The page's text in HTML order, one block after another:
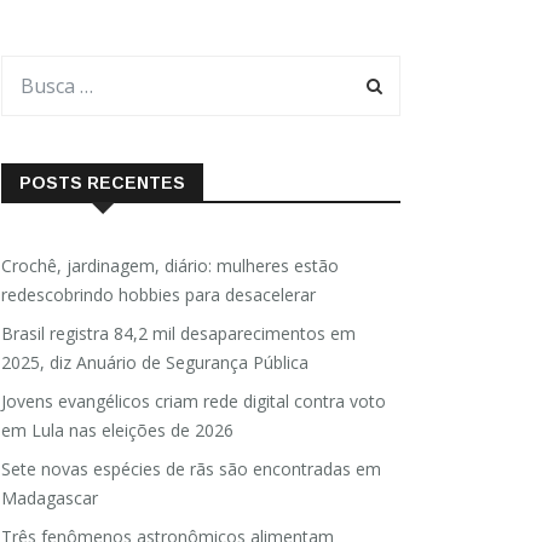
POSTS RECENTES
Crochê, jardinagem, diário: mulheres estão
redescobrindo hobbies para desacelerar
Brasil registra 84,2 mil desaparecimentos em
2025, diz Anuário de Segurança Pública
Jovens evangélicos criam rede digital contra voto
em Lula nas eleições de 2026
Sete novas espécies de rãs são encontradas em
Madagascar
Três fenômenos astronômicos alimentam